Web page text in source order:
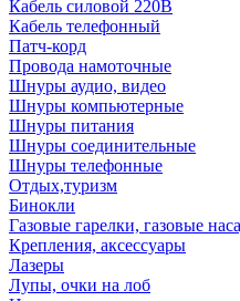
Кабель силовой 220В
Кабель телефонный
Патч-корд
Провода намоточные
Шнуры аудио, видео
Шнуры компьютерные
Шнуры питания
Шнуры соединительные
Шнуры телефонные
Отдых,туризм
Бинокли
Газовые гарелки, газовые
Крепления, аксессуары
Лазеры
Лупы, очки на лоб